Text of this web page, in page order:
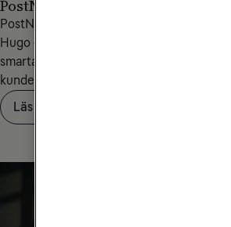
PostNord skapade autonoma
PostNord har testat leveranser med den
Hugo och uppkoppling från Tele2.
smarta och hållbara leveranser utan att
kundernas krav på bekvämlighet.
Läs om PostNord och Hugo